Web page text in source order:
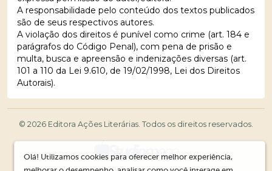
A responsabilidade pelo conteúdo dos textos publicados
são de seus respectivos autores.
A violação dos direitos é punível como crime (art. 184 e
parágrafos do Código Penal), com pena de prisão e
multa, busca e apreensão e indenizações diversas (art.
101 a 110 da Lei 9.610, de 19/02/1998, Lei dos Direitos
Autorais).
© 2026 Editora Ações Literárias. Todos os direitos reservados.
Olá! Utilizamos cookies para oferecer melhor experiência,